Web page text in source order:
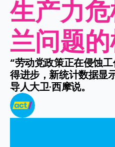
生产力
兰问题
“劳动党政策正在侵蚀
得进步，新统计数据显
导人大卫·西摩说。